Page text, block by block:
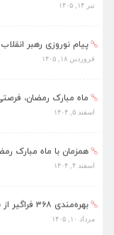
تیر ۱۴, ۱۴۰۵
پیام نوروزی رهبر انقلاب
فروردین ۱۸, ۱۴۰۵
ماه مبارک رمضان،
اسفند ۵, ۱۴۰۴
همزمان با ماه مبارک
اسفند ۴, ۱۴۰۴
بهره‌مندی ۳۶۸ فراگیر از برنامه‌های طرح تابستا...
مرداد ۱۰, ۱۴۰۵